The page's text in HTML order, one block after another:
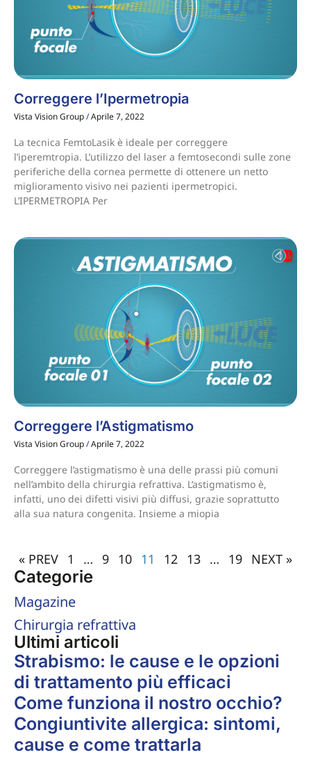
Correggere l’Ipermetropia
Vista Vision Group Aprile 7, 2022
La tecnica FemtoLasik è ideale per correggere
l’iperemtropia. L’utilizzo del laser a femtosecondi sulle zone
periferiche della cornea permette di ottenere un netto
miglioramento visivo nei pazienti ipermetropici.
L’IPERMETROPIA Per
Correggere l’Astigmatismo
Vista Vision Group Aprile 7, 2022
Correggere l’astigmatismo è una delle prassi più comuni
nell’ambito della chirurgia refrattiva. L’astigmatismo è,
infatti, uno dei difetti visivi più diffusi, grazie soprattutto
alla sua natura congenita. Insieme a miopia
« PREV 1 … 9 10 11 12 13 … 19 NEXT »
Categorie
Magazine
Chirurgia refrattiva
Ultimi articoli
Strabismo: le cause e le opzioni
di trattamento più efficaci
Come funziona il nostro occhio?
Congiuntivite allergica: sintomi,
cause e come trattarla